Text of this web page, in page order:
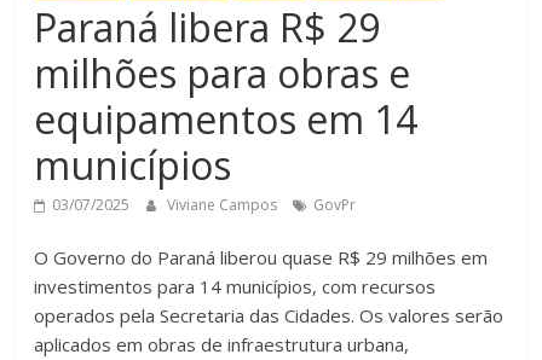
Paraná libera R$ 29
milhões para obras e
equipamentos em 14
municípios
03/07/2025 Viviane Campos GovPr
O Governo do Paraná liberou quase R$ 29 milhões em
investimentos para 14 municípios, com recursos
operados pela Secretaria das Cidades. Os valores serão
aplicados em obras de infraestrutura urbana,